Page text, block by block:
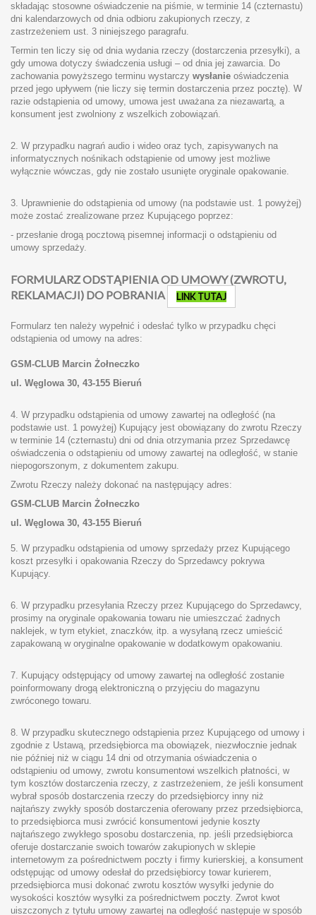
składając stosowne oświadczenie na piśmie, w terminie 14 (czternastu)
dni kalendarzowych od dnia odbioru zakupionych rzeczy, z
zastrzeżeniem ust. 3 niniejszego paragrafu.
Termin ten liczy się od dnia wydania rzeczy (dostarczenia przesyłki), a
gdy umowa dotyczy świadczenia usługi – od dnia jej zawarcia. Do
zachowania powyższego terminu wystarczy wysłanie oświadczenia
przed jego upływem (nie liczy się termin dostarczenia przez pocztę). W
razie odstąpienia od umowy, umowa jest uważana za niezawartą, a
konsument jest zwolniony z wszelkich zobowiązań.
2. W przypadku nagrań audio i wideo oraz tych, zapisywanych na
informatycznych nośnikach odstąpienie od umowy jest możliwe
wyłącznie wówczas, gdy nie zostało usunięte oryginale opakowanie.
3. Uprawnienie do odstąpienia od umowy (na podstawie ust. 1 powyżej)
może zostać zrealizowane przez Kupującego poprzez:
- przesłanie drogą pocztową pisemnej informacji o odstąpieniu od
umowy sprzedaży.
FORMULARZ ODSTĄPIENIA OD UMOWY (ZWROTU,
REKLAMACJI) DO POBRANIA
LINK TUTAJ
Formularz ten należy wypełnić i odesłać tylko w przypadku chęci
odstąpienia od umowy na adres:
GSM-CLUB Marcin Żołneczko
ul. Węglowa 30, 43-155 Bieruń
4. W przypadku odstąpienia od umowy zawartej na odległość (na
podstawie ust. 1 powyżej) Kupujący jest obowiązany do zwrotu Rzeczy
w terminie 14 (czternastu) dni od dnia otrzymania przez Sprzedawcę
oświadczenia o odstąpieniu od umowy zawartej na odległość, w stanie
niepogorszonym, z dokumentem zakupu.
Zwrotu Rzeczy należy dokonać na następujący adres:
GSM-CLUB Marcin Żołneczko
ul. Węglowa 30, 43-155 Bieruń
5. W przypadku odstąpienia od umowy sprzedaży przez Kupującego
koszt przesyłki i opakowania Rzeczy do Sprzedawcy pokrywa
Kupujący.
6. W przypadku przesyłania Rzeczy przez Kupującego do Sprzedawcy,
prosimy na oryginale opakowania towaru nie umieszczać żadnych
naklejek, w tym etykiet, znaczków, itp. a wysyłaną rzecz umieścić
zapakowaną w oryginalne opakowanie w dodatkowym opakowaniu.
7. Kupujący odstępujący od umowy zawartej na odległość zostanie
poinformowany drogą elektroniczną o przyjęciu do magazynu
zwróconego towaru.
8. W przypadku skutecznego odstąpienia przez Kupującego od umowy i
zgodnie z Ustawą, przedsiębiorca ma obowiązek, niezwłocznie jednak
nie później niż w ciągu 14 dni od otrzymania oświadczenia o
odstąpieniu od umowy, zwrotu konsumentowi wszelkich płatności, w
tym kosztów dostarczenia rzeczy, z zastrzeżeniem, że jeśli konsument
wybrał sposób dostarczenia rzeczy do przedsiębiorcy inny niż
najtańszy zwykły sposób dostarczenia oferowany przez przedsiębiorca,
to przedsiębiorca musi zwrócić konsumentowi jedynie koszty
najtańszego zwykłego sposobu dostarczenia, np. jeśli przedsiębiorca
oferuje dostarczanie swoich towarów zakupionych w sklepie
internetowym za pośrednictwem poczty i firmy kurierskiej, a konsument
odstępując od umowy odesłał do przedsiębiorcy towar kurierem,
przedsiębiorca musi dokonać zwrotu kosztów wysyłki jedynie do
wysokości kosztów wysyłki za pośrednictwem poczty. Zwrot kwot
uiszczonych z tytułu umowy zawartej na odległość następuje w sposób